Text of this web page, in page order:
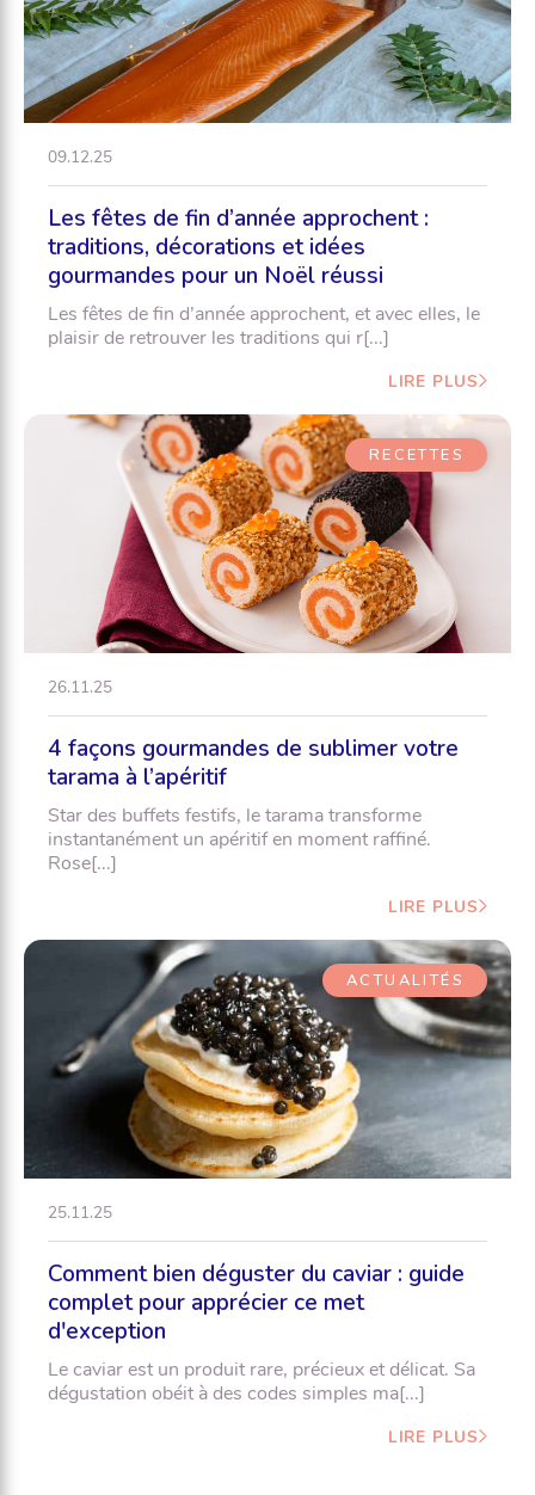
09.12.25
Les fêtes de fin d’année approchent :
traditions, décorations et idées
gourmandes pour un Noël réussi
Les fêtes de fin d’année approchent, et avec elles, le
plaisir de retrouver les traditions qui r[...]
LIRE PLUS
RECETTES
26.11.25
4 façons gourmandes de sublimer votre
tarama à l’apéritif
Star des buffets festifs, le tarama transforme
instantanément un apéritif en moment raffiné.
Rose[...]
LIRE PLUS
ACTUALITÉS
25.11.25
Comment bien déguster du caviar : guide
complet pour apprécier ce met
d'exception
Le caviar est un produit rare, précieux et délicat. Sa
dégustation obéit à des codes simples ma[...]
LIRE PLUS